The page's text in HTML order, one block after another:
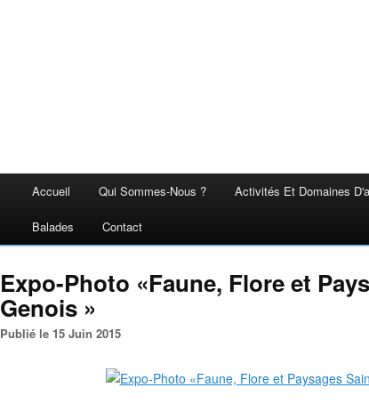
Accueil Qui Sommes-Nous ? Activités Et Domaines
Balades Contact
Expo-Photo «Faune, Flore et
Genois »
Publié le 15 Juin 2015